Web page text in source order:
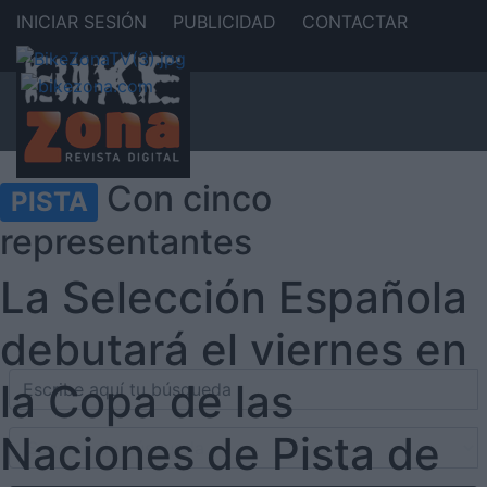
INICIAR SESIÓN PUBLICIDAD CONTACTAR
PISTA
Con cinco
representantes
La Selección Española
debutará el viernes en
la Copa de las
Naciones de Pista de